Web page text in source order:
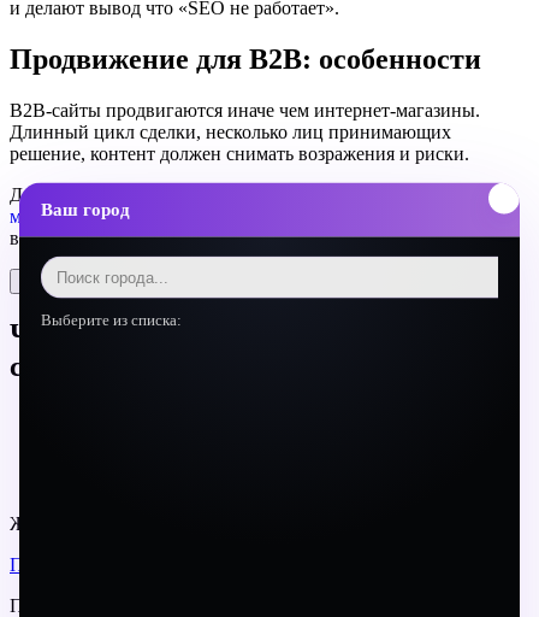
и делают вывод что «SEO не работает».
Продвижение для B2B: особенности
B2B-сайты продвигаются иначе чем интернет-магазины.
Длинный цикл сделки, несколько лиц принимающих
решение, контент должен снимать возражения и риски.
Для IT и производственных компаний особенно важен
маркетинг на аутсорсе
ведутся как единая система.
Поделиться
Частые вопросы о продвижении
сайтов
Желаете изучить наши проекты?
ПОРТФОЛИО
Предлагаем вам почитать другие статьи нашего блога
Ваш город
Выберите из списка: